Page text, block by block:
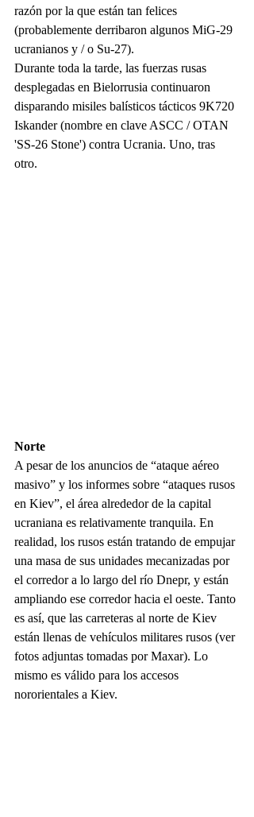
razón por la que están tan felices
(probablemente derribaron algunos MiG-29
ucranianos y / o Su-27).
Durante toda la tarde, las fuerzas rusas
desplegadas en Bielorrusia continuaron
disparando misiles balísticos tácticos 9K720
Iskander (nombre en clave ASCC / OTAN
'SS-26 Stone') contra Ucrania. Uno, tras
otro.
Norte
A pesar de los anuncios de “ataque aéreo
masivo” y los informes sobre “ataques rusos
en Kiev”, el área alrededor de la capital
ucraniana es relativamente tranquila. En
realidad, los rusos están tratando de empujar
una masa de sus unidades mecanizadas por
el corredor a lo largo del río Dnepr, y están
ampliando ese corredor hacia el oeste. Tanto
es así, que las carreteras al norte de Kiev
están llenas de vehículos militares rusos (ver
fotos adjuntas tomadas por Maxar). Lo
mismo es válido para los accesos
nororientales a Kiev.